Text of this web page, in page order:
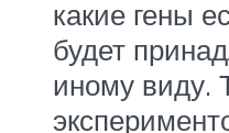
какие гены
будет
иному виду.